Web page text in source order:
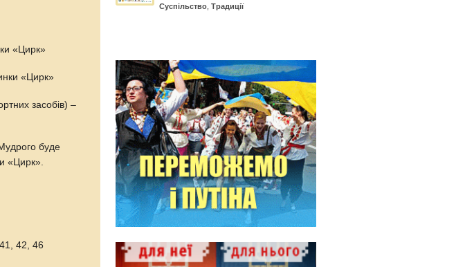
«Цирк»
«Цирк»
засобів) –
буде
«Цирк».
42, 46
Суспільство ,Традиції